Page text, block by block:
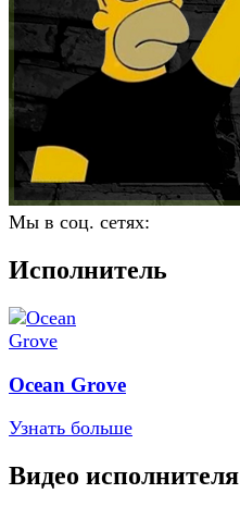
Мы в соц. сетях:
Исполнитель
Ocean Grove
Узнать больше
Видео исполнителя